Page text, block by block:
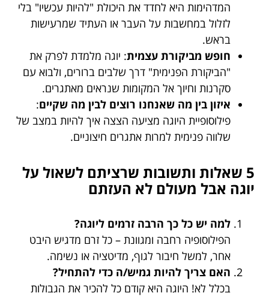
המדהימות היא לחדד את היכולת "להיות עכשיו" בלי
לזלול במחשבות על העבר או העתיד שמרעישות
בראש.
חופש מביקורת עצמית: יוגה מלמדת לפרק את
"הביקורת הפנימית" דרך שלבים ברורים, ולבוא עם
סקרנות וחיוך אל המקומות שנראים מאתגרים.
איזון בין מה שאנחנו רוצים לבין מה שקיים:
פילוסופיית היוגה מציעה הצצה איך להיות במצב של
שלווה פנימית למרות אתגרים חיצוניים.
5 שאלות ותשובות שרציתם לשאול על
יוגה אבל מעולם לא העזתם
למה יש כל כך הרבה זרמים ליוגה?
הפילוסופיה רחבה ומגוונת – כל זרם מדגיש היבט
אחר, למשל חיבור לגוף, מדיטציה או נשימה.
האם צריך להיות גמיש/ה כדי להתחיל?
בכלל לא! היוגה היא קודם כל להכיר את הגבולות